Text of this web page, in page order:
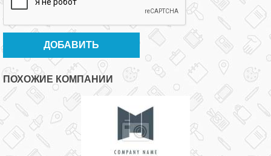
ПОХОЖИЕ КОМПАНИИ